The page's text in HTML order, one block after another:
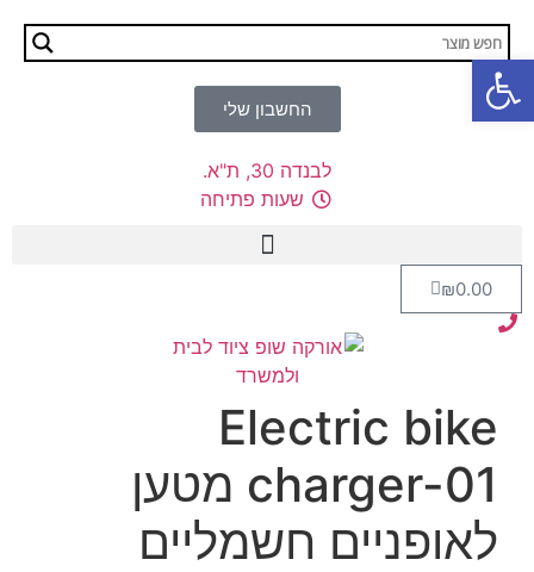
החשבון שלי
לבנדה 30, ת"א.
שעות פתיחה
₪0.00
Electric bike
charger-01 מטען
לאופניים חשמליים
פתח סרגל נגישות